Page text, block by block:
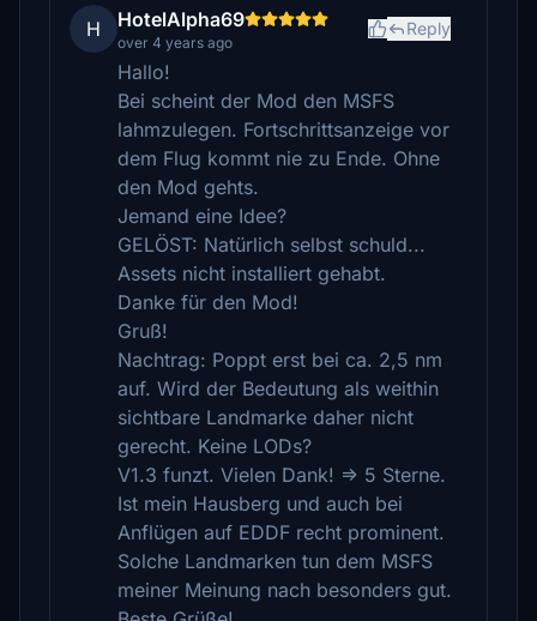
H HotelAlpha69
over 4 years ago
Reply
Hallo!
Bei scheint der Mod den MSFS
lahmzulegen. Fortschrittsanzeige vor
dem Flug kommt nie zu Ende. Ohne
den Mod gehts.
Jemand eine Idee?
GELÖST: Natürlich selbst schuld...
Assets nicht installiert gehabt.
Danke für den Mod!
Gruß!
Nachtrag: Poppt erst bei ca. 2,5 nm
auf. Wird der Bedeutung als weithin
sichtbare Landmarke daher nicht
gerecht. Keine LODs?
V1.3 funzt. Vielen Dank! => 5 Sterne.
Ist mein Hausberg und auch bei
Anflügen auf EDDF recht prominent.
Solche Landmarken tun dem MSFS
meiner Meinung nach besonders gut.